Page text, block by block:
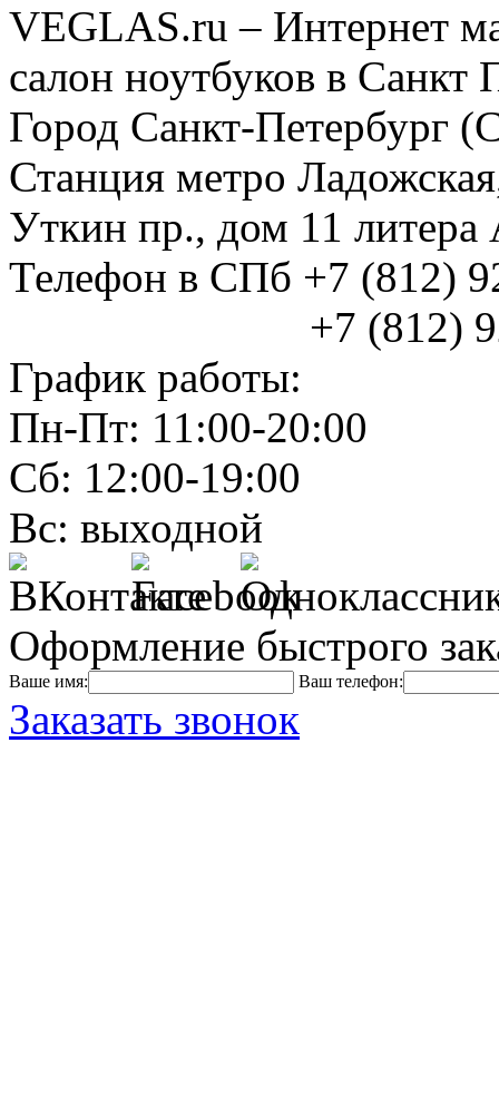
VEGLAS.ru – Интернет
салон ноутбуков в Санкт
Город Санкт-Петербург
Станция метро
Уткин пр., дом 11
Телефон в СПб +7 (812)
+7 (812)
График работы:
Пн-Пт: 11:00-20:00
Сб: 12:00-19:00
Вс: выходной
Оформление быстрого
Ваше имя: Ваш телефон:
Заказать звонок